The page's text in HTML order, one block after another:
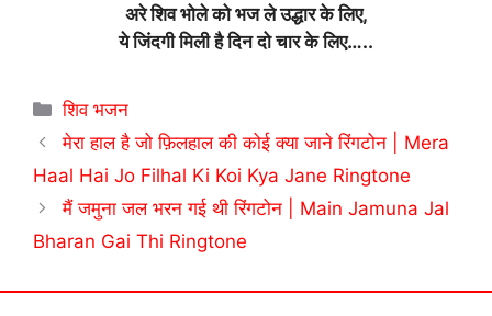
अरे शिव भोले को भज ले उद्धार के लिए,
ये जिंदगी मिली है दिन दो चार के लिए…..
Categories
शिव भजन
मेरा हाल है जो फ़िलहाल की कोई क्या जाने रिंगटोन | Mera
Haal Hai Jo Filhal Ki Koi Kya Jane Ringtone
मैं जमुना जल भरन गई थी रिंगटोन | Main Jamuna Jal
Bharan Gai Thi Ringtone